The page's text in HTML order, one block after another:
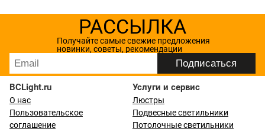
РАССЫЛКА
Получайте самые свежие предложения
новинки, советы, рекомендации
BCLight.ru
О нас
Пользовательское
соглашение
Услуги и сервис
Люстры
Подвесные светильники
Потолочные светильники